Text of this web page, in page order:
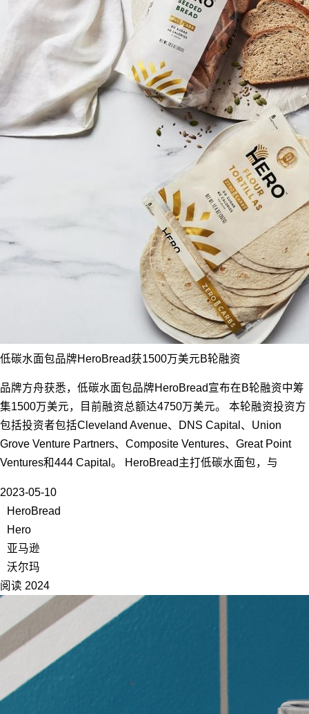
低碳水面包品牌HeroBread获1500万美元B轮融资
品牌方舟获悉，低碳水面包品牌HeroBread宣布在B轮融资中筹
集1500万美元，目前融资总额达4750万美元。 本轮融资投资方
包括投资者包括Cleveland Avenue、DNS Capital、Union
Grove Venture Partners、Composite Ventures、Great Point
Ventures和444 Capital。 HeroBread主打低碳水面包，与
2023-05-10
HeroBread
Hero
亚马逊
沃尔玛
阅读 2024